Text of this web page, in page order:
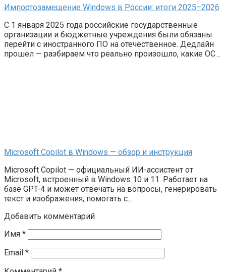
Импортозамещение Windows в России: итоги 2025–2026
С 1 января 2025 года российские государственные
организации и бюджетные учреждения были обязаны
перейти с иностранного ПО на отечественное. Дедлайн
прошёл — разбираем что реально произошло, какие ОС…
Microsoft Copilot в Windows — обзор и инструкция
Microsoft Copilot — официальный ИИ-ассистент от
Microsoft, встроенный в Windows 10 и 11. Работает на
базе GPT-4 и может отвечать на вопросы, генерировать
текст и изображения, помогать с…
Добавить комментарий
Имя *
Email *